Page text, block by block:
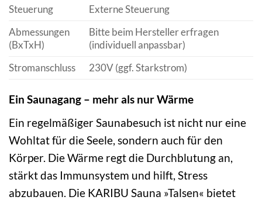
Steuerung
Externe Steuerung
Abmessungen
(BxTxH)
Bitte beim Hersteller erfragen
(individuell anpassbar)
Stromanschluss
230V (ggf. Starkstrom)
Ein Saunagang – mehr als nur Wärme
Ein regelmäßiger Saunabesuch ist nicht nur eine
Wohltat für die Seele, sondern auch für den
Körper. Die Wärme regt die Durchblutung an,
stärkt das Immunsystem und hilft, Stress
abzubauen. Die KARIBU Sauna »Talsen« bietet